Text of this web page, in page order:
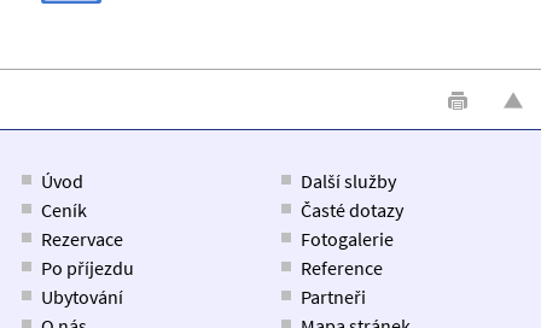
Úvod
Ceník
Rezervace
Po příjezdu
Ubytování
Další služby
Časté dotazy
Fotogalerie
Reference
Partneři